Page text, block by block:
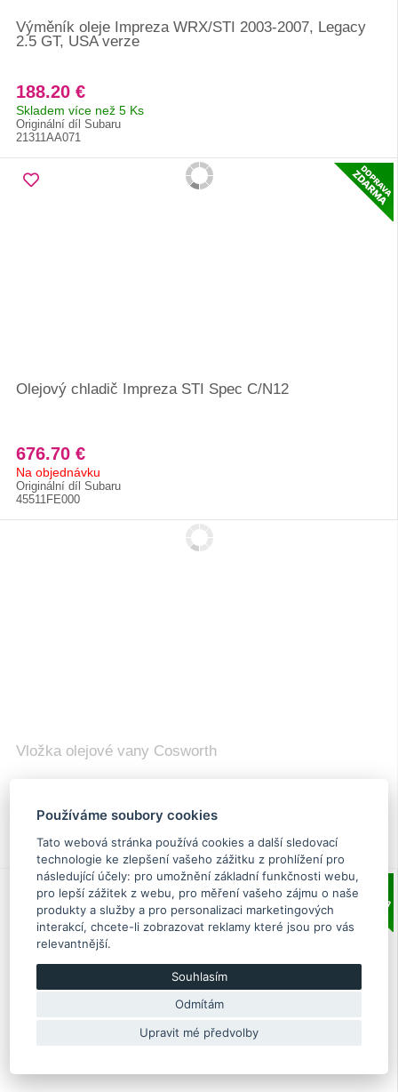
Používáme soubory cookies
Tato webová stránka používá cookies a další sledovací
technologie ke zlepšení vašeho zážitku z prohlížení pro
následující účely: pro umožnění základní funkčnosti webu,
pro lepší zážitek z webu, pro měření vašeho zájmu o naše
produkty a služby a pro personalizaci marketingových
interakcí,chcete-li zobrazovat reklamy které jsou pro vás
relevantnější.
Souhlasím
Odmítám
Upravit mé předvolby
Výměník oleje Impreza WRX/STI 2003-2007, Legacy
2.5 GT, USA verze
188.20 €
Skladem více než 5 Ks
Originální díl Subaru
21311AA071
Olejový chladič Impreza STI Spec C/N12
676.70 €
Na objednávku
Originální díl Subaru
45511FE000
Vložka olejové vany Cosworth
467.10 €
20002499